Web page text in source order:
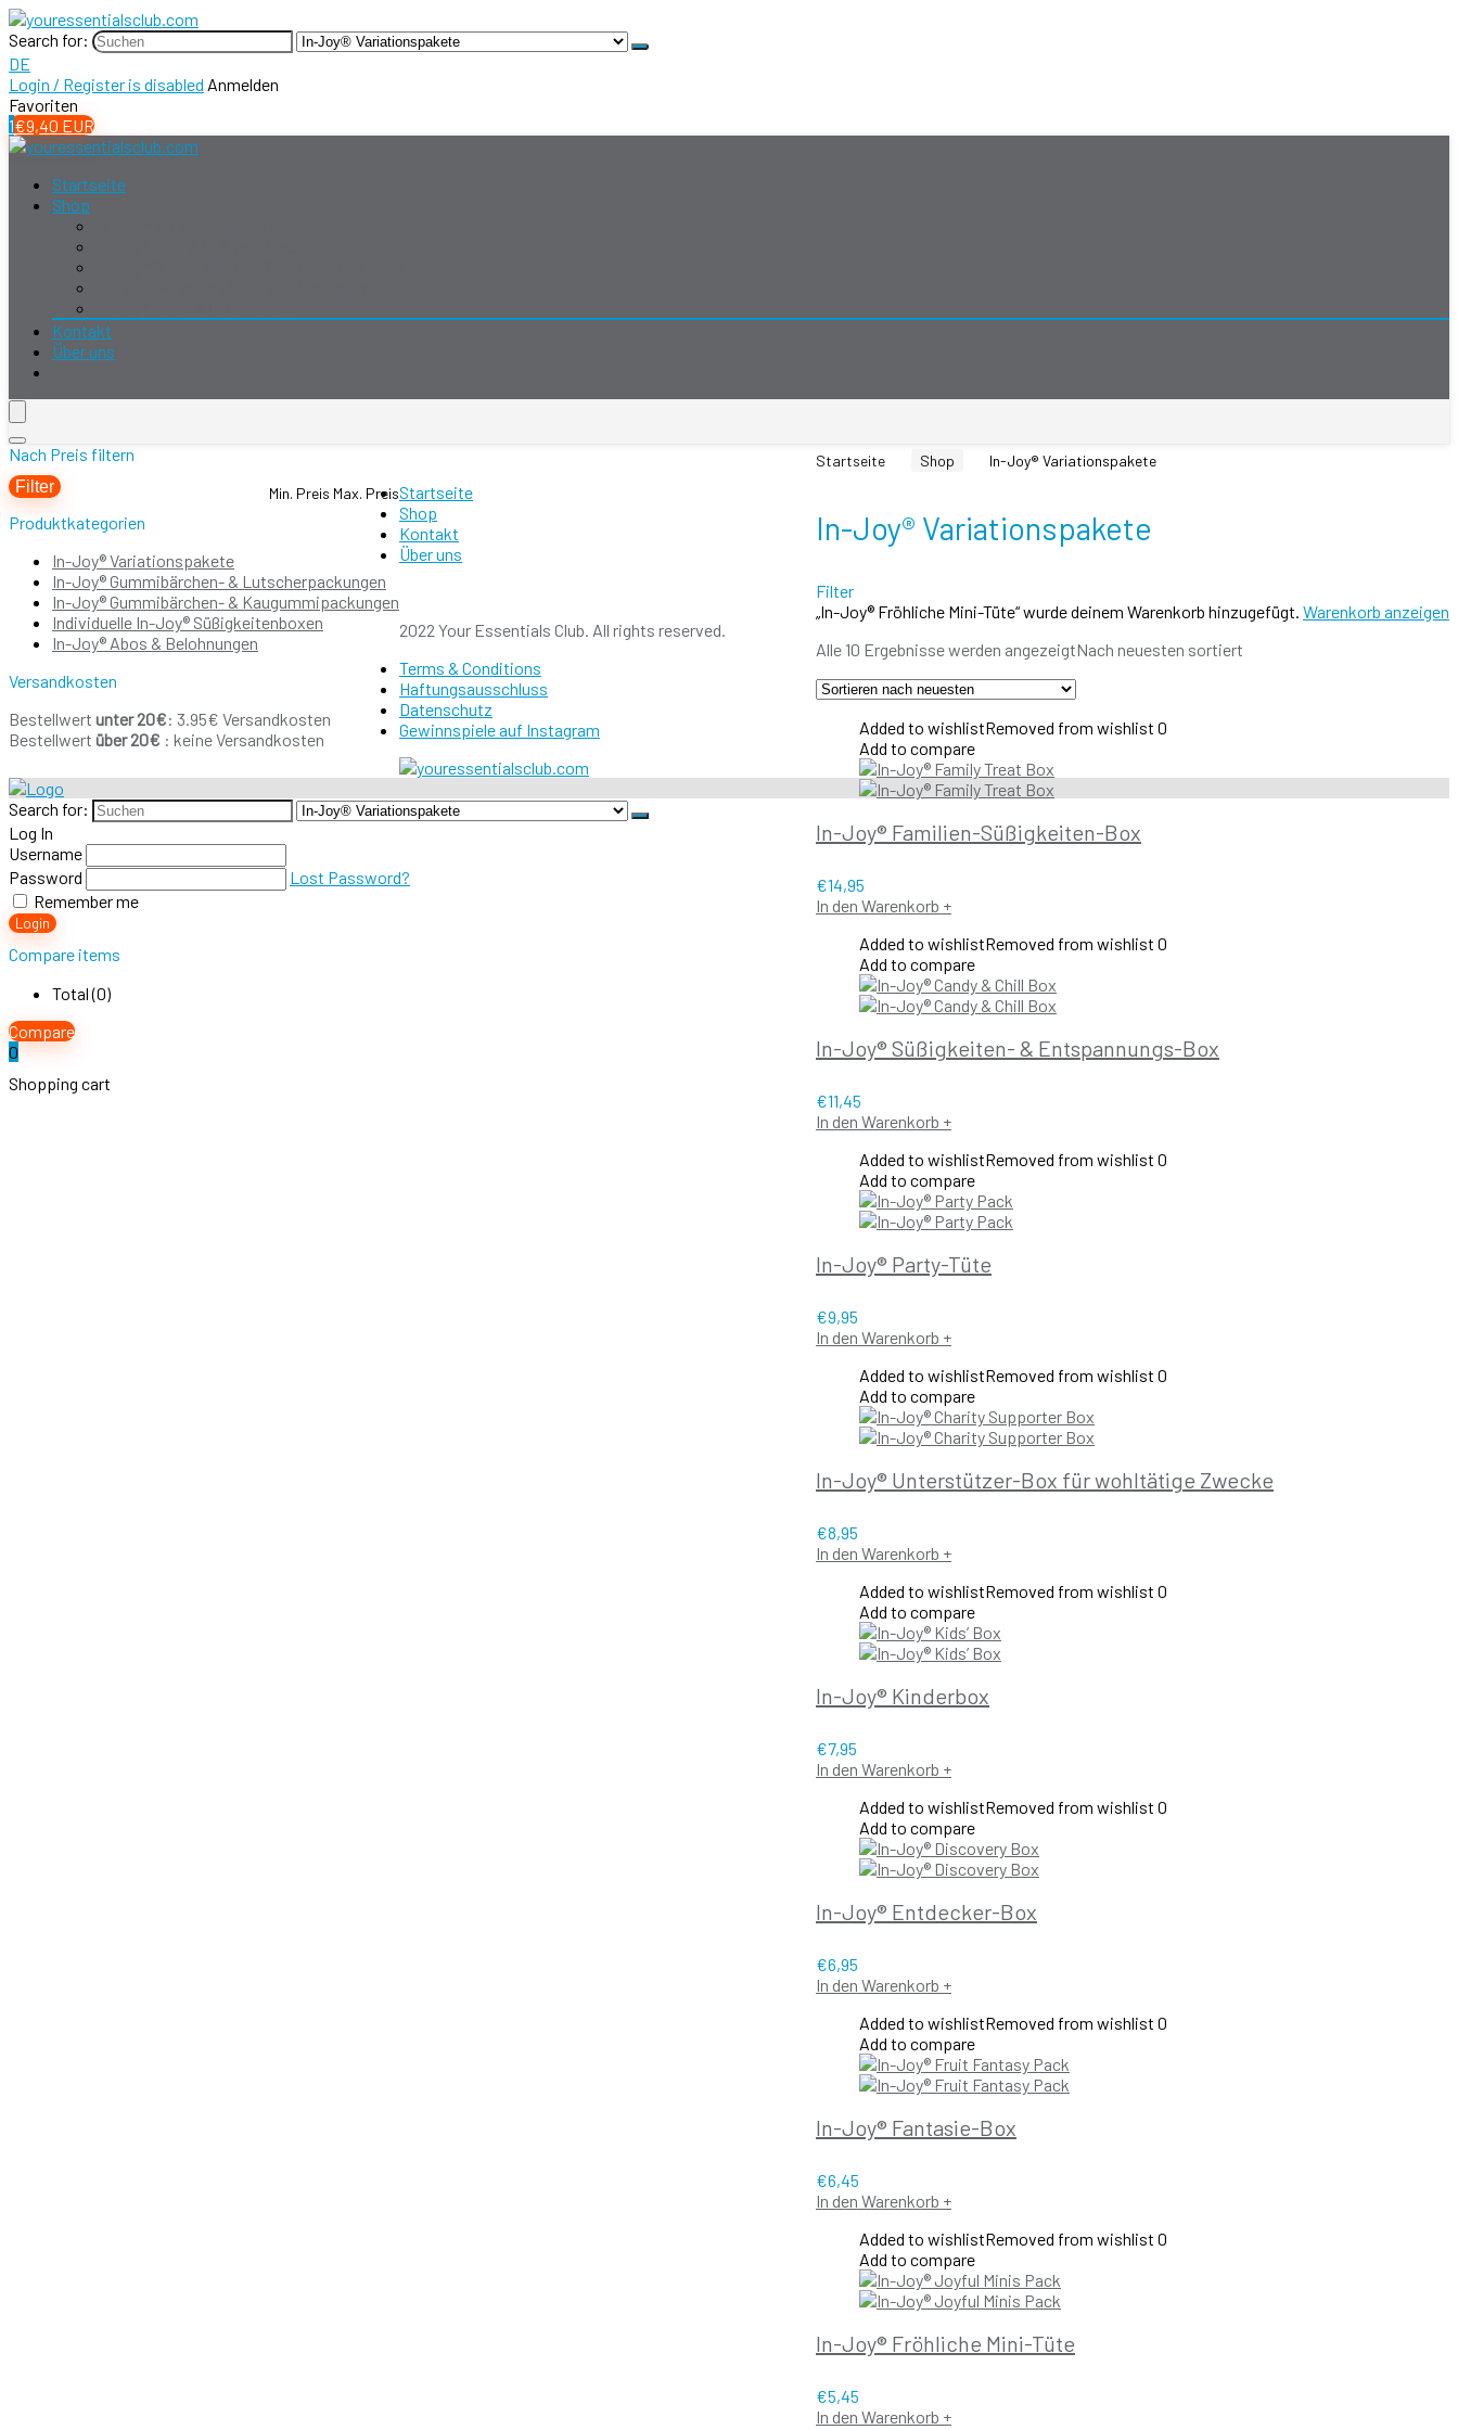
Search for:
DE
Login / Register is disabled Anmelden
Favoriten
1€9,40 EUR
Startseite
Shop
Kontakt
Über uns
Nach Preis filtern
Min. Preis Max. Preis
Filter
Produktkategorien
In-Joy® Variationspakete
In-Joy® Gummibärchen- & Lutscherpackungen
In-Joy® Gummibärchen- & Kaugummipackungen
Individuelle In-Joy® Süßigkeitenboxen
In-Joy® Abos & Belohnungen
Versandkosten
Bestellwert unter 20€: 3.95€ Versandkosten
Bestellwert über 20€ : keine Versandkosten
Startseite Shop In-Joy® Variationspakete
In-Joy® Variationspakete
Filter
„In-Joy® Fröhliche Mini-Tüte“ wurde deinem Warenkorb hinzugefügt. Warenkorb anzeigen
Alle 10 Ergebnisse werden angezeigtNach neuesten sortiert
Added to wishlistRemoved from wishlist 0
Add to compare
In-Joy® Familien-Süßigkeiten-Box
€14,95
In den Warenkorb +
Added to wishlistRemoved from wishlist 0
Add to compare
In-Joy® Süßigkeiten- & Entspannungs-Box
€11,45
In den Warenkorb +
Added to wishlistRemoved from wishlist 0
Add to compare
In-Joy® Party-Tüte
€9,95
In den Warenkorb +
Added to wishlistRemoved from wishlist 0
Add to compare
In-Joy® Unterstützer-Box für wohltätige Zwecke
€8,95
In den Warenkorb +
Added to wishlistRemoved from wishlist 0
Add to compare
In-Joy® Kinderbox
€7,95
In den Warenkorb +
Added to wishlistRemoved from wishlist 0
Add to compare
In-Joy® Entdecker-Box
€6,95
In den Warenkorb +
Added to wishlistRemoved from wishlist 0
Add to compare
In-Joy® Fantasie-Box
€6,45
In den Warenkorb +
Added to wishlistRemoved from wishlist 0
Add to compare
In-Joy® Fröhliche Mini-Tüte
€5,45
In den Warenkorb +
Startseite
Shop
Kontakt
Über uns
2022 Your Essentials Club. All rights reserved.
Terms & Conditions
Haftungsausschluss
Datenschutz
Gewinnspiele auf Instagram
Search for:
Log In
Username
Password
Lost Password?
Remember me
Login
Compare items
Total (0)
Compare
0
Shopping cart